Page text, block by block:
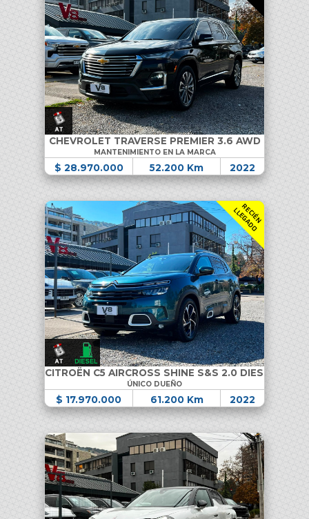
CHEVROLET TRAVERSE PREMIER 3.6 AWD
MANTENIMIENTO EN LA MARCA
$ 28.970.000 52.200 Km 2022
R
E
C
I
É
N
L
L
E
G
A
D
O
CITROËN C5 AIRCROSS SHINE S&S 2.0 DIESEL
ÚNICO DUEÑO
$ 17.970.000 61.200 Km 2022